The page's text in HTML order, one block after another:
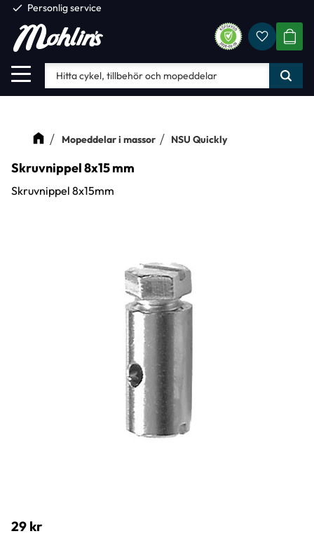
Meny
check Personlig service
Mopeddelar i massor NSU Quickly
Skruvnippel 8x15 mm
Skruvnippel 8x15mm
29 kr